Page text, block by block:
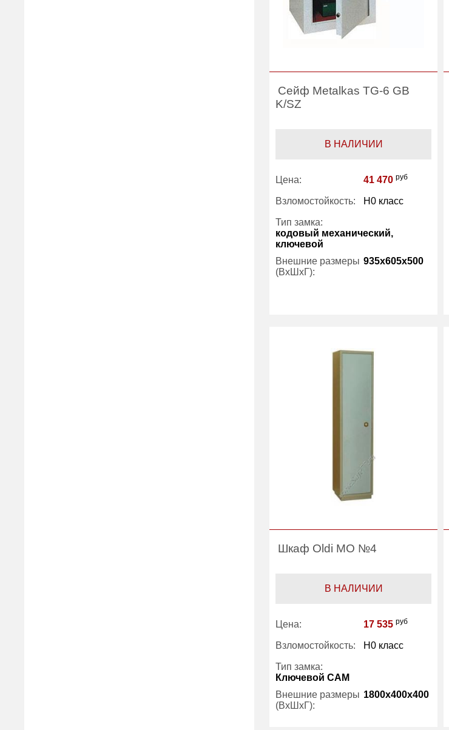
Сейф Metalkas TG-6 GB
K/SZ
В НАЛИЧИИ
Цена: 41 470 руб
Взломостойкость: H0 класс
Тип замка:
кодовый механический,
ключевой
Внешние размеры
(ВхШхГ):
935x605x500
Шкаф Oldi МО №4
В НАЛИЧИИ
Цена: 17 535 руб
Взломостойкость: H0 класс
Тип замка:
Ключевой САМ
Внешние размеры
(ВхШхГ):
1800x400x400